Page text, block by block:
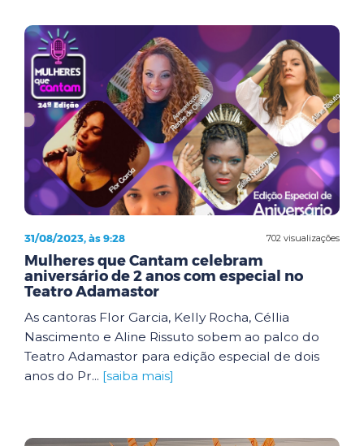
702 visualizações
31/08/2023, às 9:28
Mulheres que Cantam celebram
aniversário de 2 anos com especial no
Teatro Adamastor
As cantoras Flor Garcia, Kelly Rocha, Céllia
Nascimento e Aline Rissuto sobem ao palco do
Teatro Adamastor para edição especial de dois
anos do Pr... [saiba mais]